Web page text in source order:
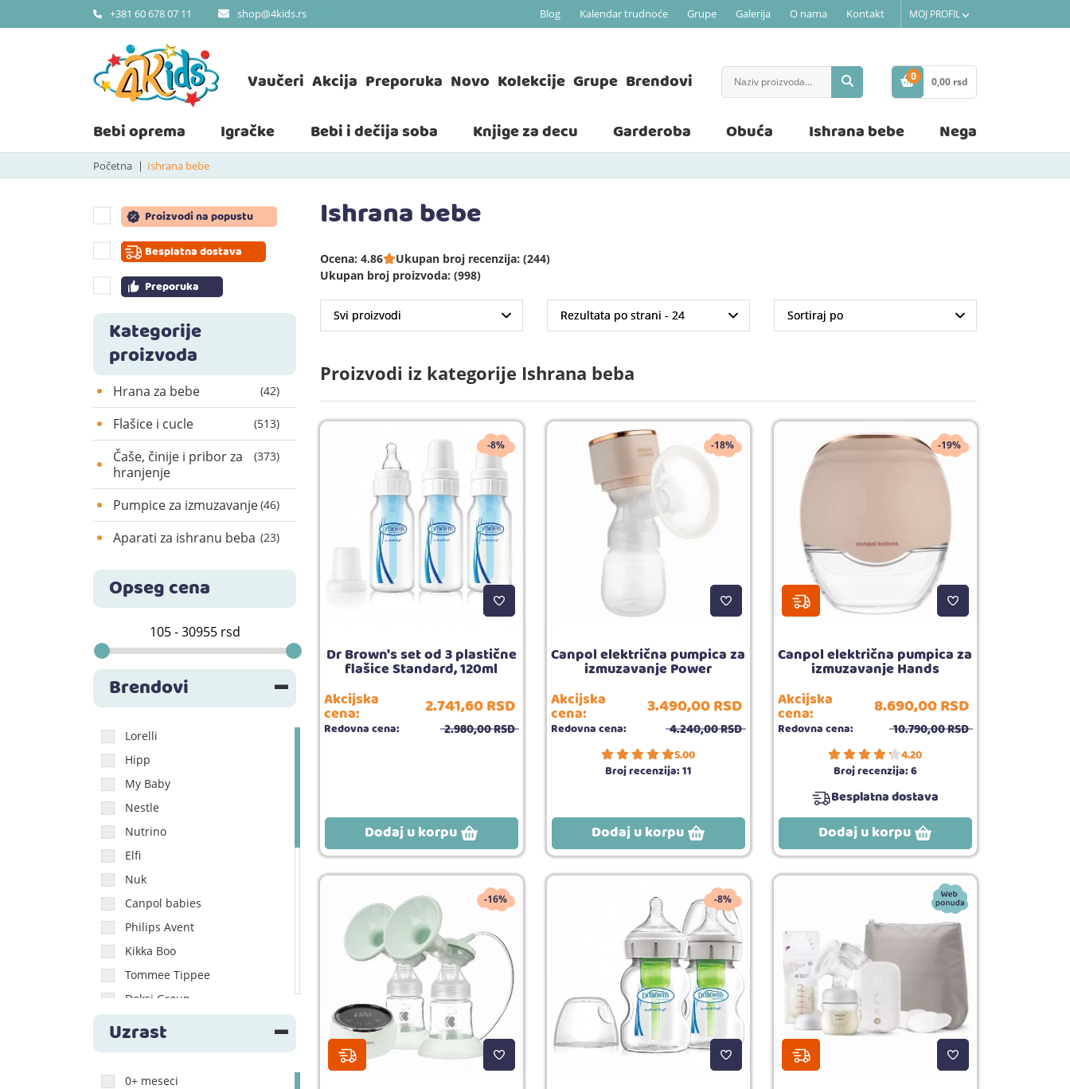
+381 60 678 07 11 shop@4kids.rs Blog Kalendar trudnoće Grupe Galerija O nama Kontakt MOJ PROFIL
Vaučeri Akcija Preporuka Novo Kolekcije Grupe Brendovi
0
STAVKE
0,00 rsd
Bebi oprema Igračke Bebi i dečija soba Knjige za decu Garderoba Obuća Ishrana bebe Nega
Početna Ishrana bebe
Proizvodi na popustu
Besplatna dostava
Preporuka
Kategorije
proizvoda
Hrana za bebe (42)
Flašice i cucle (513)
Čaše, činije i pribor za
hranjenje
(373)
Pumpice za izmuzavanje(46)
Aparati za ishranu beba (23)
Opseg cena
Brendovi
Lorelli
Hipp
My Baby
Nestle
Nutrino
Elfi
Nuk
Canpol babies
Philips Avent
Kikka Boo
Tommee Tippee
Deksi Group
Uzrast
0+ meseci
Ishrana bebe
Ocena: 4.86
Ukupan broj recenzija: (244)
Ukupan broj proizvoda: (998)
Proizvodi iz kategorije Ishrana beba
-8%
Dr Brown's set od 3 plastične
flašice Standard, 120ml
Akcijska
cena: 2.741,60RSD
Redovna cena: 2.980,00RSD
Dodaj u korpu
-18%
Canpol električna pumpica za
izmuzavanje Power
Akcijska
cena: 3.490,00RSD
Redovna cena: 4.240,00RSD
5.00
Broj recenzija:11
Dodaj u korpu
-19%
Canpol električna pumpica za
izmuzavanje Hands
Akcijska
cena: 8.690,00RSD
Redovna cena: 10.790,00RSD
4.20
Broj recenzija:6
Besplatna dostava
Dodaj u korpu
-16% -8%